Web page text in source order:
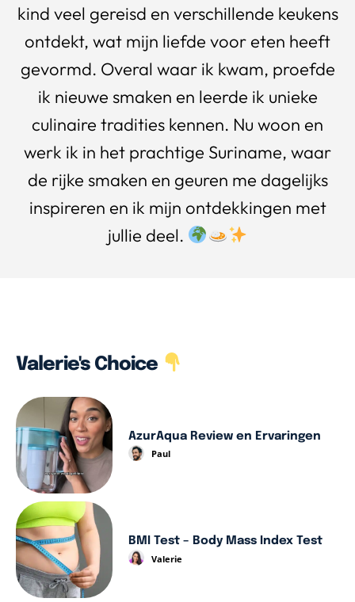
kind veel gereisd en verschillende keukens
ontdekt, wat mijn liefde voor eten heeft
gevormd. Overal waar ik kwam, proefde
ik nieuwe smaken en leerde ik unieke
culinaire tradities kennen. Nu woon en
werk ik in het prachtige Suriname, waar
de rijke smaken en geuren me dagelijks
inspireren en ik mijn ontdekkingen met
jullie deel.
Valerie's Choice
AzurAqua Review en Ervaringen
Paul
BMI Test – Body Mass Index Test
Valerie